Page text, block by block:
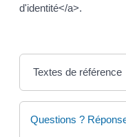
d'identité</a>.
Textes de référence
Questions ?